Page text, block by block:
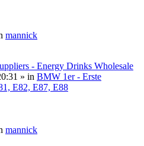
mannick
- Energy Drinks Wholesale
» in BMW 1er - Erste
E82, E87, E88
mannick